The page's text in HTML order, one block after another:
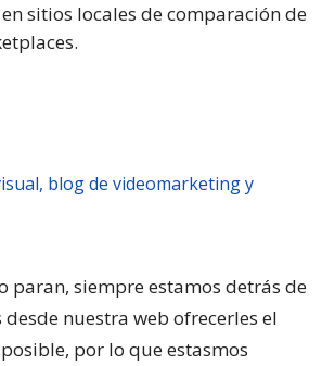
sitios locales de comparación de
blog de videomarketing y
paran, siempre estamos detrás de
nuestra web ofrecerles el
por lo que estasmos